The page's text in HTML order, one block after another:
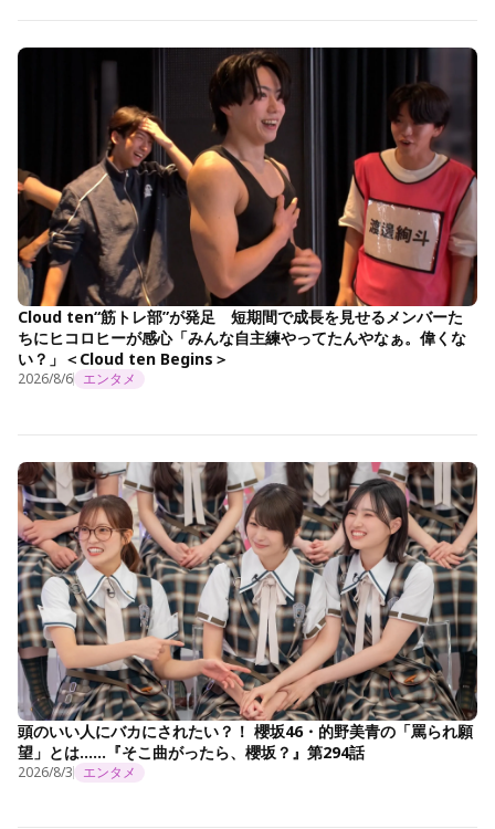
Cloud ten“筋トレ部”が発足 短期間で成長を見せるメンバーた
ちにヒコロヒーが感心「みんな自主練やってたんやなぁ。偉くな
い？」＜Cloud ten Begins＞
2026/8/6 エンタメ
頭のいい人にバカにされたい？！ 櫻坂46・的野美青の「罵られ願
望」とは……『そこ曲がったら、櫻坂？』第294話
2026/8/3 エンタメ